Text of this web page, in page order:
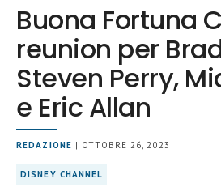
Buona Fortuna
reunion per
Steven Perry,
e Eric Allan
REDAZIONE | OTTOBRE 26, 2023
DISNEY CHANNEL